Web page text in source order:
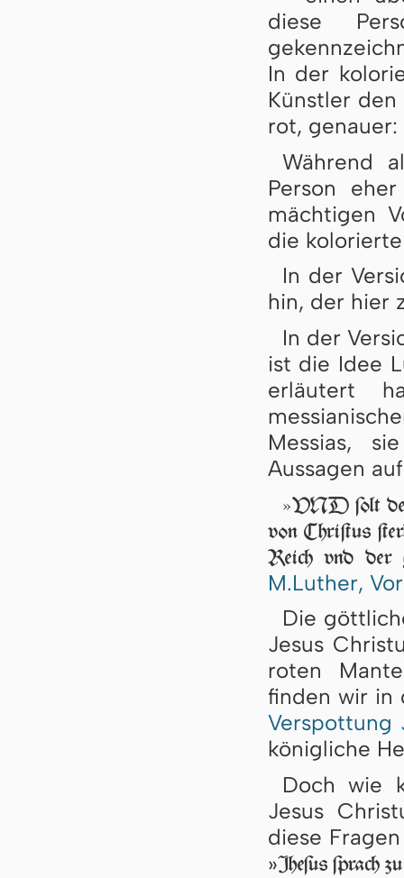
diese
In der
Künstler
rot,
Während
Person
mächtigen
die
In der
hin, der hier
In der
ist die Idee
erläutert
Messias,
Aussagen
»VND ſolt
von Chri­ſtus
Reich vnd der
M.Luther,
Die
Jesus
roten
finden wir in
Verspottung
kö­nigliche
Doch wie
Jesus
diese
»Jhe­ſus ſprach